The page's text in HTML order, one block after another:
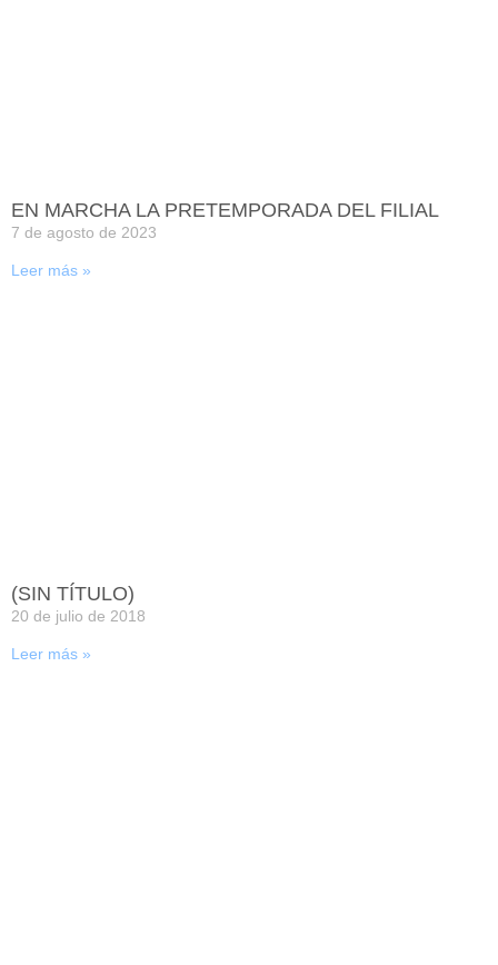
EN MARCHA LA PRETEMPORADA DEL FILIAL
7 de agosto de 2023
Leer más »
(SIN TÍTULO)
20 de julio de 2018
Leer más »